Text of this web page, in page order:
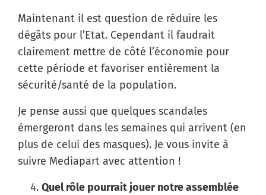
Maintenant il est question de réduire les
dégâts pour l’Etat. Cependant il faudrait
clairement mettre de côté l’économie pour
cette période et favoriser entièrement la
sécurité/santé de la population.
Je pense aussi que quelques scandales
émergeront dans les semaines qui arrivent (en
plus de celui des masques). Je vous invite à
suivre Mediapart avec attention !
Quel rôle pourrait jouer notre assemblée